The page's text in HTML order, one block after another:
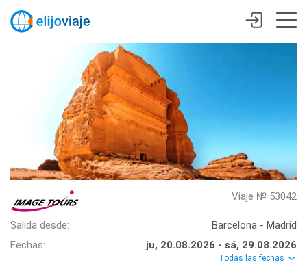
Viaje № 53042
Salida desde:
Barcelona - Madrid
Fechas:
ju, 20.08.2026 - sá, 29.08.2026
Todas las fechas